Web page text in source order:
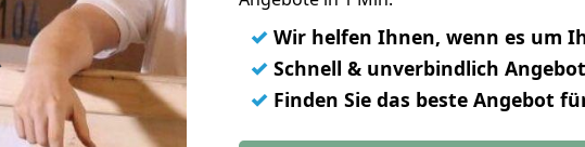
✓ Wir helfen Ihnen, wenn es um
✓ Schnell & unverbindlich
✓ Finden Sie das beste Angebot